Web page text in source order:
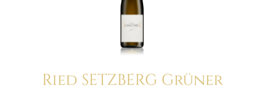
Ried SETZBERG Grüner